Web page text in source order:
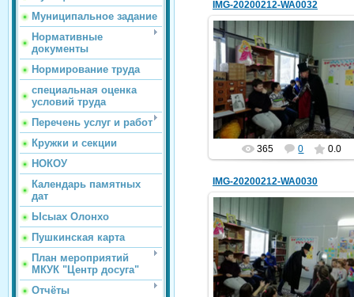
Муниципальное задание
Нормативные
документы
Нормирование труда
специальная оценка
условий труда
Перечень услуг и работ
Кружки и секции
НОКОУ
Календарь памятных
дат
Ысыах Олонхо
Пушкинская карта
План мероприятий
МКУК "Центр досуга"
Отчёты
IMG-20200212-WA0032
13.02.2020
У5
hololenkomariya
365 0 0.0
IMG-20200212-WA0030
13.02.2020
У3
hololenkomariya